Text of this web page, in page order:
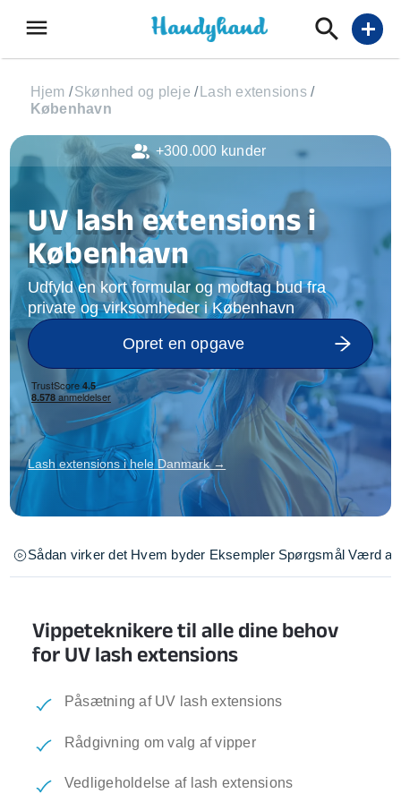
menu add
Hjem /Skønhed og pleje / Lash extensions /
København
UV lash extensions i
København
Udfyld en kort formular og modtag bud fra
private og virksomheder i København
Opret en opgave
Lash extensions i hele Danmark →
Sådan virker det Hvem byder Eksempler Spørgsmål Værd at
Vippeteknikere til alle dine behov
for UV lash extensions
Påsætning af UV lash extensions
Rådgivning om valg af vipper
Vedligeholdelse af lash extensions
+300.000 kunder